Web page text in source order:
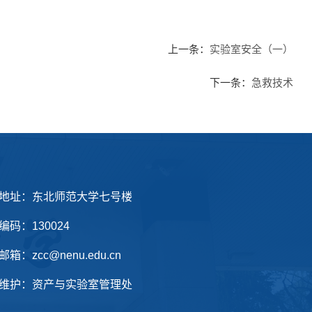
上一条： 实验室安全（一）
下一条： 急救技术
址：东北师范大学七号楼
码：130024
箱：zcc@nenu.edu.cn
护：资产与实验室管理处